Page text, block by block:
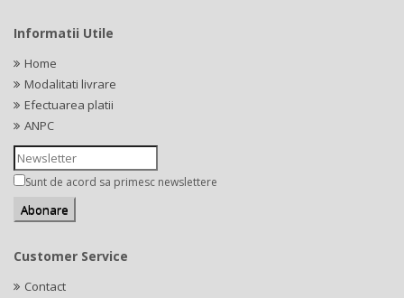
Informatii Utile
Home
Modalitati livrare
Efectuarea platii
ANPC
Sunt de acord sa primesc newslettere
Customer Service
Contact